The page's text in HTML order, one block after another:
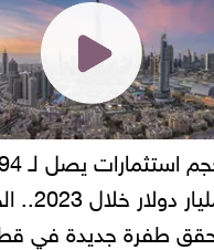
القاهرة" يضبط
مطاعم استولى على
المواطنين بزعم